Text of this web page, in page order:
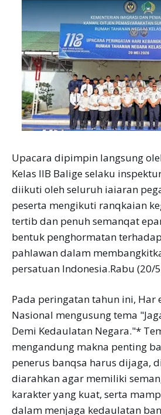
Upacara dipimpin langsung
Kelas IIB Balige selaku
diikuti oleh seluruh iaiaran
peserta mengikuti ranqkaian
tertib dan penuh semanqat
bentuk penghormatan
pahlawan dalam
persatuan Indonesia.Rabu (20/
Pada peringatan tahun ini, Har
Nasional mengusung tema
Demi Kedaulatan Negara."*
mengandung makna penting
penerus banqsa harus dijaga,
diarahkan agar memiliki
karakter yang kuat, serta
dalam menjaga kedaulatan